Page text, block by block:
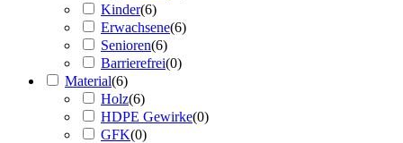
Kinder(6)
Erwachsene(6)
Senioren(6)
Barrierefrei(0)
Material(6)
Holz(6)
HDPE Gewirke(0)
GFK(0)